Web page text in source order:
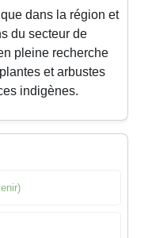
dans la région et
du secteur de
pleine recherche
et arbustes
indigènes.